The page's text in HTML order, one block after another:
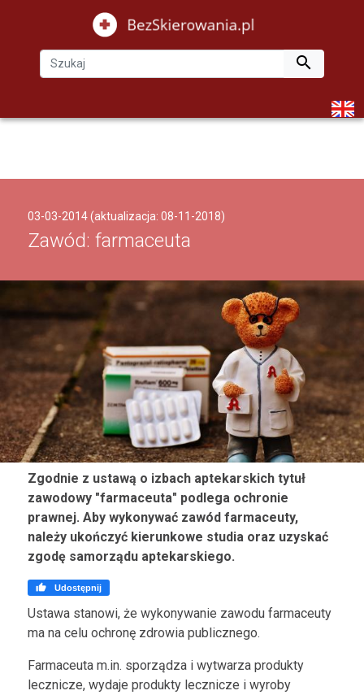

03-03-2014 (aktualizacja: 08-11-2018)
Zawód: farmaceuta
Zgodnie z ustawą o izbach aptekarskich tytuł
zawodowy "farmaceuta" podlega ochronie
prawnej. Aby wykonywać zawód farmaceuty,
należy ukończyć kierunkowe studia oraz uzyskać
zgodę samorządu aptekarskiego.
 Udostępnij
Ustawa stanowi, że wykonywanie zawodu farmaceuty
ma na celu ochronę zdrowia publicznego.
Farmaceuta m.in. sporządza i wytwarza produkty
lecznicze, wydaje produkty lecznicze i wyroby